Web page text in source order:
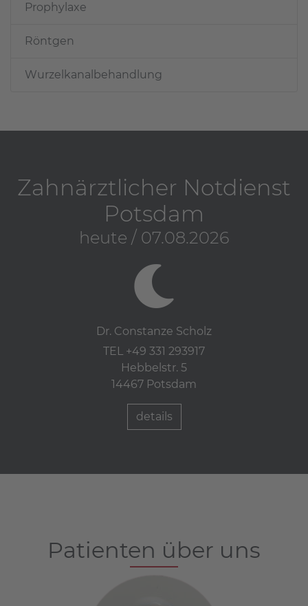
Prophylaxe
Röntgen
Wurzelkanalbehandlung
Zahnärztlicher Notdienst
Potsdam
heute / 07.08.2026
Dr. Constanze Scholz
TEL +49 331 293917
Hebbelstr. 5
14467 Potsdam
details
Patienten über uns